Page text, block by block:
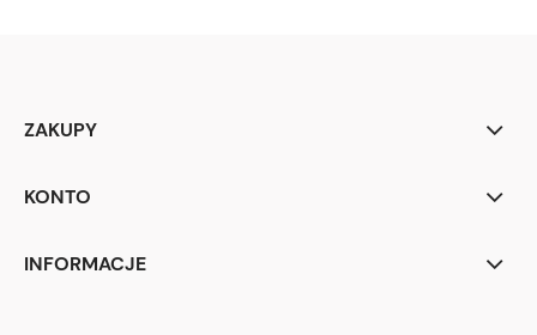
ZAKUPY
KONTO
INFORMACJE